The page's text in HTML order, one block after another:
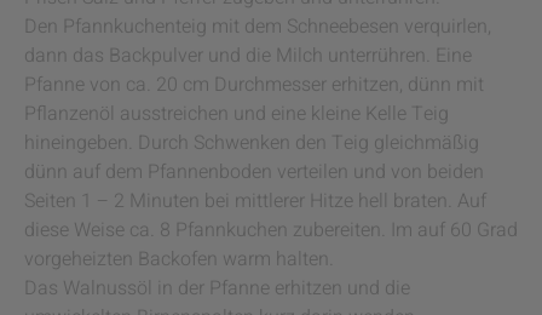
Den Pfannkuchenteig mit dem Schneebesen verquirlen,
dann das Backpulver und die Milch unterrühren. Eine
Pfanne von ca. 20 cm Durchmesser erhitzen, dünn mit
Pflanzenöl ausstreichen und eine kleine Kelle Teig
hineingeben. Durch Schwenken den Teig gleichmäßig
dünn auf dem Pfannenboden verteilen und von beiden
Seiten 1 – 2 Minuten bei mittlerer Hitze hell braten. Auf
diese Weise ca. 8 Pfannkuchen zubereiten. Im auf 60 Grad
vorgeheizten Backofen warm halten.
Das Walnussöl in der Pfanne erhitzen und die